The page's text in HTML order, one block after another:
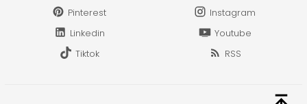
Pinterest
Instagram
Linkedin
Youtube
Tiktok
RSS